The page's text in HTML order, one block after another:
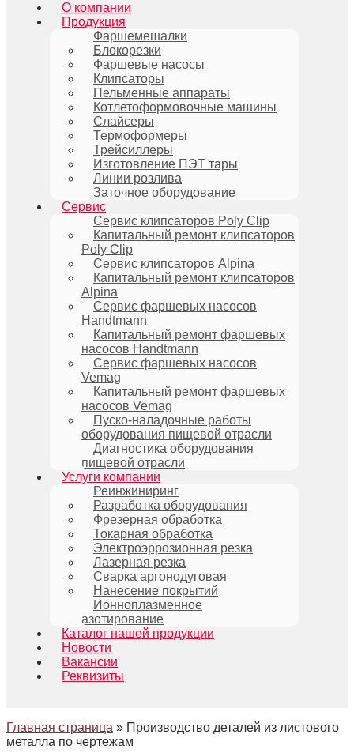
О компании
Продукция
Фаршемешалки
Блокорезки
Фаршевые насосы
Клипсаторы
Пельменные аппараты
Котлетоформовочные машины
Слайсеры
Термоформеры
Трейсиллеры
Изготовление ПЭТ тары
Линии розлива
Заточное оборудование
Сервис
Сервис клипсаторов Poly Clip
Капитальный ремонт клипсаторов
Poly Clip
Сервис клипсаторов Alpina
Капитальный ремонт клипсаторов
Alpina
Сервис фаршевых насосов
Handtmann
Капитальный ремонт фаршевых
насосов Handtmann
Сервис фаршевых насосов
Vemag
Капитальный ремонт фаршевых
насосов Vemag
Пуско-наладочные работы
оборудования пищевой отрасли
Диагностика оборудования
пищевой отрасли
Услуги компании
Реинжиниринг
Разработка оборудования
Фрезерная обработка
Токарная обработка
Электроэррозионная резка
Лазерная резка
Сварка аргонодуговая
Нанесение покрытий
Ионноплазменное
азотирование
Каталог нашей продукции
Новости
Вакансии
Реквизиты
Главная страница » Производство деталей из листового
металла по чертежам